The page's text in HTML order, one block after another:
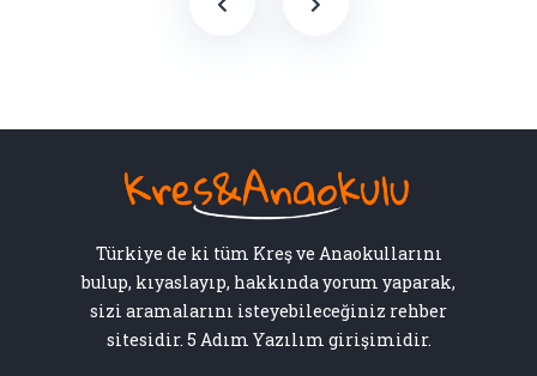
Türkiye de ki tüm Kreş ve Anaokullarını
bulup, kıyaslayıp, hakkında yorum yaparak,
sizi aramalarını isteyebileceğiniz rehber
sitesidir. 5 Adım Yazılım girişimidir.